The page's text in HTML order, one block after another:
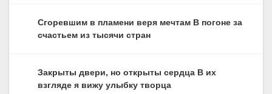
Сгоревшим в пламени веря мечтам В погоне за
счастьем из тысячи стран
Закрыты двери, но открыты сердца В их
взгляде я вижу улыбку творца